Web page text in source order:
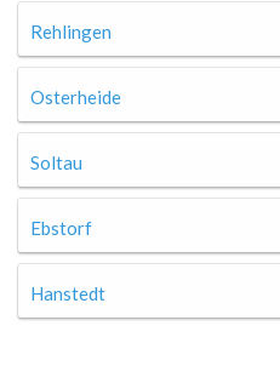
Rehlingen
Osterheide
Soltau
Ebstorf
Hanstedt